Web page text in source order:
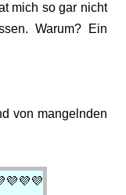
mich so gar nicht
Warum? Ein
von mangelnden
💜